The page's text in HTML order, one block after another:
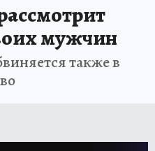
мужчин
также в